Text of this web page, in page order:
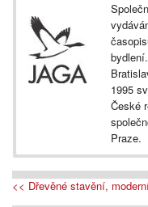
1995
České
Praze.
<< Dřevěné stavění,